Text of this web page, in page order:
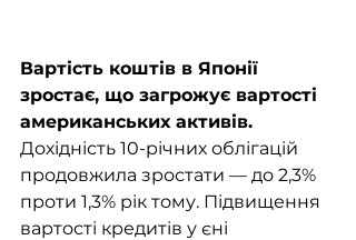
Вартість коштів в Японії
зростає, що загрожує вартості
американських активів.
Дохідність 10-річних облігацій
продовжила зростати — до 2,3%
проти 1,3% рік тому. Підвищення
вартості кредитів у єні